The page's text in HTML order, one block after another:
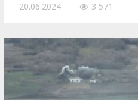
20.06.2024 3 571